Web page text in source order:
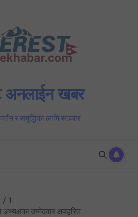
अनलाईन खबर
र समृद्धिका लागि सञ्चार
1
अध्यक्षका उम्मेदवार अपहरित